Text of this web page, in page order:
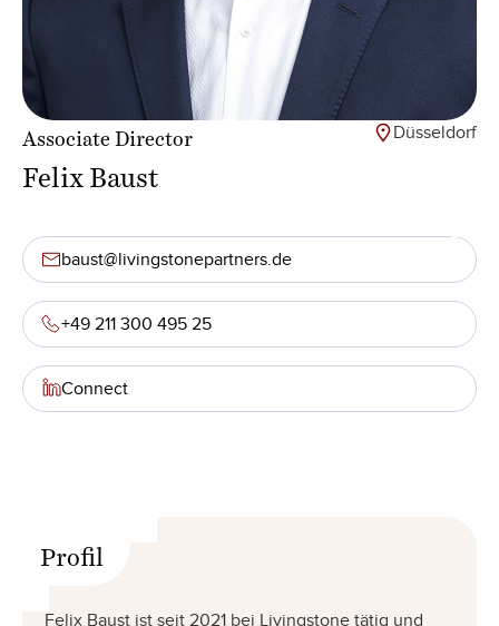
Associate Director Düsseldorf
Felix Baust
baust@livingstonepartners.de
+49 211 300 495 25
Connect
Profil
Felix Baust ist seit 2021 bei Livingstone tätig und